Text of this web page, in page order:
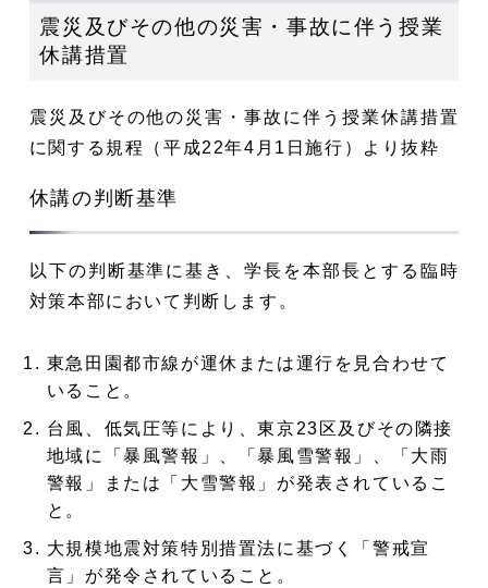
震災及びその他の災害・事故に伴う授業
休講措置
震災及びその他の災害・事故に伴う授業休講措置
に関する規程（平成22年4月1日施行）より抜粋
休講の判断基準
以下の判断基準に基き、学長を本部長とする臨時
対策本部において判断します。
東急田園都市線が運休または運行を見合わせて
いること。
台風、低気圧等により、東京23区及びその隣接
地域に「暴風警報」、「暴風雪警報」、「大雨
警報」または「大雪警報」が発表されているこ
と。
大規模地震対策特別措置法に基づく「警戒宣
言」が発令されていること。